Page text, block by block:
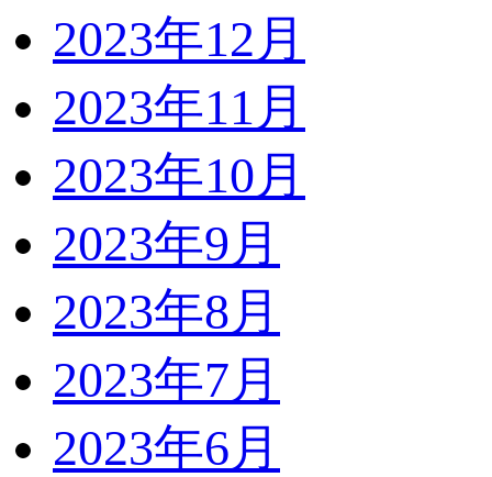
2023年12月
2023年11月
2023年10月
2023年9月
2023年8月
2023年7月
2023年6月